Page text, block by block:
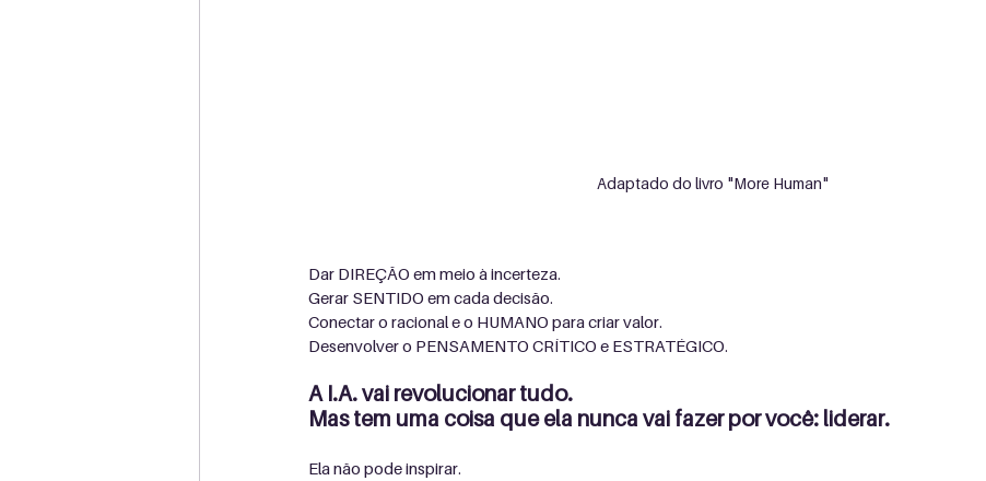
Adaptado do livro "More Human"
Dar DIREÇÃO em meio à incerteza.
Gerar SENTIDO em cada decisão.
Conectar o racional e o HUMANO para criar valor.
Desenvolver o PENSAMENTO CRÍTICO e ESTRATÉGICO.
A I.A. vai revolucionar tudo.
Mas tem uma coisa que ela nunca vai fazer por você: liderar.
Ela não pode inspirar.